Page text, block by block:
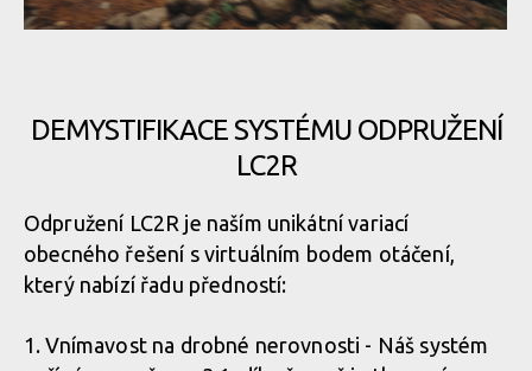
Novinka: Zcela nový Rocky Mountain Altitude - návrat odpružení
Novinka: Zcela nový Rocky Mountain Altitude - návrat odpružení
DEMYSTIFIKACE SYSTÉMU ODPRUŽENÍ
LC2R
Odpružení LC2R je naším unikátní variací
obecného řešení s virtuálním bodem otáčení,
který nabízí řadu předností:
1. Vnímavost na drobné nerovnosti - Náš systém